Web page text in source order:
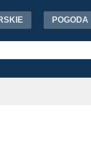
POGODA